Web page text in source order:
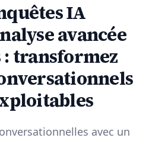
IA
avancée
: transformez
avec un